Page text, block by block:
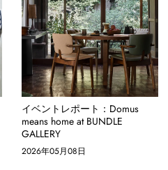
イベントレポート：Domus
means home at BUNDLE
GALLERY
2026年05月08日